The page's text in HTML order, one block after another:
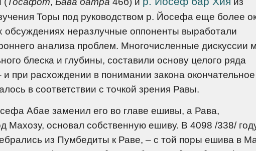
Торы под руководством р. Йосефа еще более
неразлучные оппоненты выработали
анализа проблем. Многочисленные дискуссии
блеска и глубины, составили основу целого ряда
при расхождении в понимании закона окончательное
в соответствии с точкой зрения Равы.
Абае заменил его во главе ешивы, а Рава,
Махозу, основал собственную ешиву. В 4098 /338/
из Пумбедиты к Раве, – с той поры ешива в